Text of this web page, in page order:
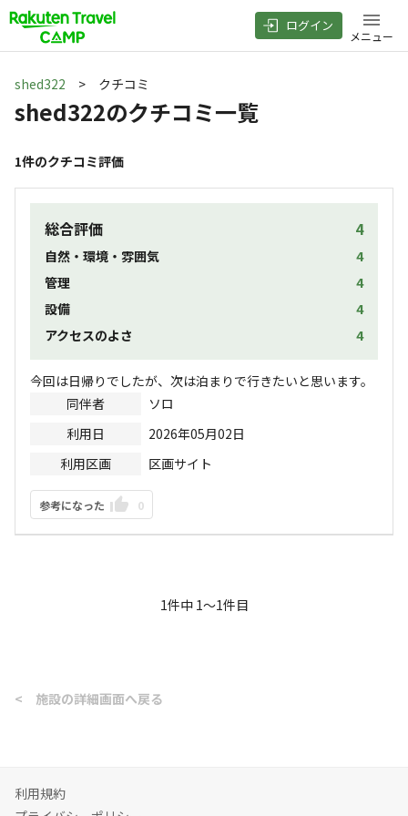
ログイン
メニュー
shed322 > クチコミ
shed322のクチコミ一覧
1件のクチコミ評価
総合評価 4
自然・環境・雰囲気
4
管理
4
設備
4
アクセスのよさ
4
今回は日帰りでしたが、次は泊まりで行きたいと思います。
同伴者
ソロ
利用日
2026年05月02日
利用区画
区画サイト
参考になった 0
1件中 1〜1件目
< 施設の詳細画面へ戻る
利用規約